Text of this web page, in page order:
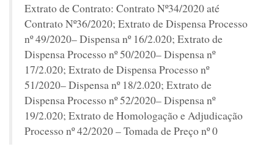
Extrato de Contrato: Contrato Nº34/2020 até
Contrato Nº36/2020; Extrato de Dispensa Processo
nº 49/2020– Dispensa nº 16/2.020; Extrato de
Dispensa Processo nº 50/2020– Dispensa nº
17/2.020; Extrato de Dispensa Processo nº
51/2020– Dispensa nº 18/2.020; Extrato de
Dispensa Processo nº 52/2020– Dispensa nº
19/2.020; Extrato de Homologação e Adjudicação
Processo nº 42/2020 – Tomada de Preço nº 0